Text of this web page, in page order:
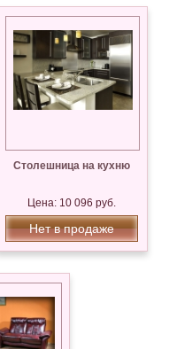
Столешница на кухню
Цена: 10 096 руб.
Нет в продаже